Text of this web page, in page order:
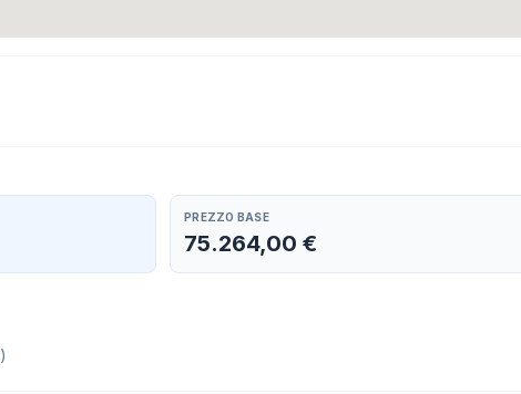
PREZZO BASE
75.264,00 €
)